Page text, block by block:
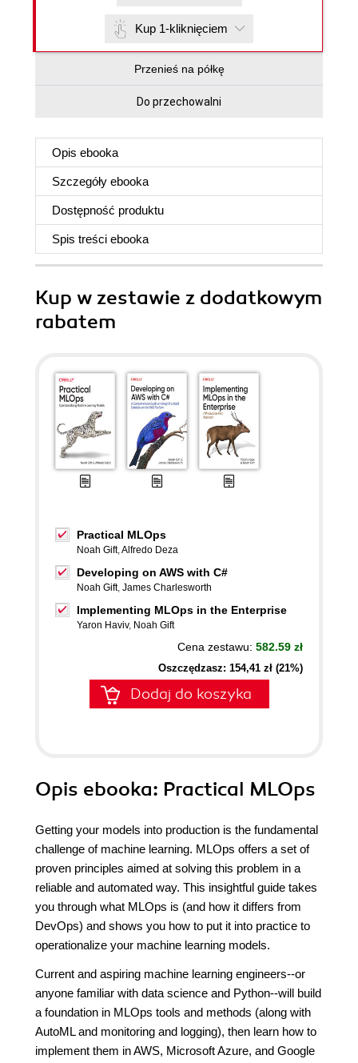
Kup 1-kliknięciem
Przenieś na półkę
Do przechowalni
Opis ebooka
Szczegóły ebooka
Dostępność produktu
Spis treści ebooka
Kup w zestawie z dodatkowym
rabatem
Practical MLOps
Noah Gift,Alfredo Deza
Developing on AWS with C#
Noah Gift, James Charlesworth
Implementing MLOps in the Enterprise
Yaron Haviv, Noah Gift
Cena zestawu: 582.59 zł
Oszczędzasz: 154,41 zł (21%)
Dodaj do koszyka
Opis ebooka: Practical MLOps
Getting your models into production is the fundamental
challenge of machine learning. MLOps offers a set of
proven principles aimed at solving this problem in a
reliable and automated way. This insightful guide takes
you through what MLOps is (and how it differs from
DevOps) and shows you how to put it into practice to
operationalize your machine learning models.
Current and aspiring machine learning engineers--or
anyone familiar with data science and Python--will build
a foundation in MLOps tools and methods (along with
AutoML and monitoring and logging), then learn how to
implement them in AWS, Microsoft Azure, and Google